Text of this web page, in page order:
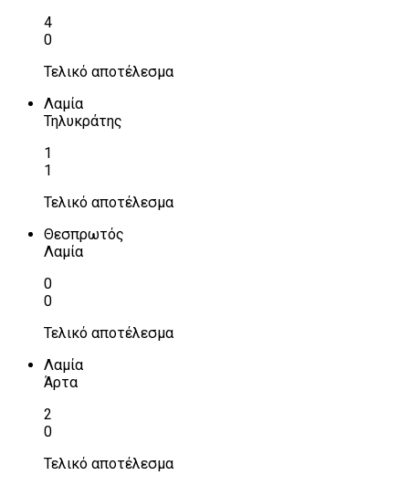
4
0
Τελικό αποτέλεσμα
Λαμία
Τηλυκράτης
1
1
Τελικό αποτέλεσμα
Θεσπρωτός
Λαμία
0
0
Τελικό αποτέλεσμα
Λαμία
Άρτα
2
0
Τελικό αποτέλεσμα